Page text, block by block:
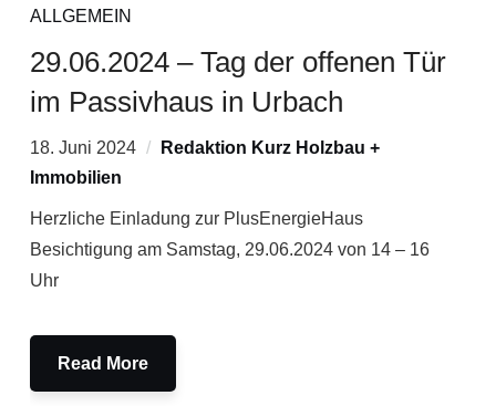
ALLGEMEIN
29.06.2024 – Tag der offenen Tür
im Passivhaus in Urbach
18. Juni 2024
Redaktion Kurz Holzbau +
Immobilien
Herzliche Einladung zur PlusEnergieHaus
Besichtigung am Samstag, 29.06.2024 von 14 – 16
Uhr
Read More